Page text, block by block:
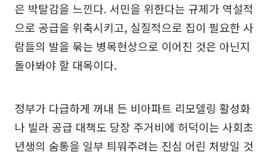
은 박탈감을 느낀다. 서민을 위한다는 규제가 역설적
으로 공급을 위축시키고, 실질적으로 집이 필요한 사
람들의 발을 묶는 병목현상으로 이어진 것은 아닌지
돌아봐야 할 대목이다.
정부가 다급하게 꺼내 든 비아파트 리모델링 활성화
나 빌라 공급 대책도 당장 주거비에 허덕이는 사회초
년생의 숨통을 일부 틔워주려는 진심 어린 처방일 것